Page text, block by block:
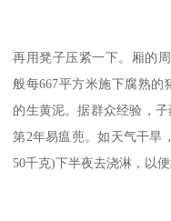
再用凳子压紧一下。厢的
般每667平方米施下腐熟的
的生黄泥。据群众经验，
第2年易瘟蔸。如天气干旱
50千克)下半夜去浇淋，以